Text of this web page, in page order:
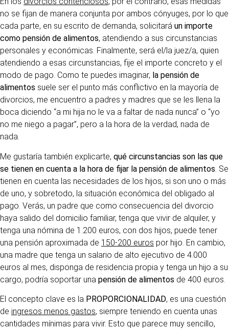
no se fijan de manera conjunta por ambos cónyuges, por lo que
cada parte, en su escrito de demanda, solicitará un importe
como pensión de alimentos, atendiendo a sus circunstancias
personales y económicas. Finalmente, será el/la juez/a, quien
atendiendo a esas circunstancias, fije el importe concreto y el
modo de pago. Como te puedes imaginar, la pensión de
alimentos suele ser el punto más conflictivo en la mayoría de
divorcios, me encuentro a padres y madres que se les llena la
boca diciendo “a mi hija no le va a faltar de nada nunca” o “yo
no me niego a pagar”, pero a la hora de la verdad, nada de
nada.
Me gustaría también explicarte, qué circunstancias son las que
se tienen en cuenta a la hora de fijar la pensión de alimentos . Se
tienen en cuenta las necesidades de los hijos, si son uno o más
de uno, y sobretodo, la situación económica del obligado al
pago. Verás, un padre que como consecuencia del divorcio
haya salido del domicilio familiar, tenga que vivir de alquiler, y
tenga una nómina de 1.200 euros, con dos hijos, puede tener
una pensión aproximada de 150-200 euros por hijo. En cambio,
una madre que tenga un salario de alto ejecutivo de 4.000
euros al mes, disponga de residencia propia y tenga un hijo a su
cargo, podría soportar una pensión de alimentos de 400 euros.
El concepto clave es la PROPORCIONALIDAD, es una cuestión
de ingresos menos gastos, siempre teniendo en cuenta unas
cantidades mínimas para vivir. Esto que parece muy sencillo,